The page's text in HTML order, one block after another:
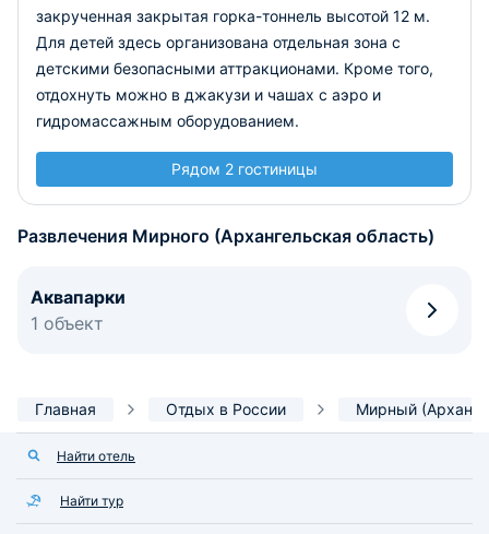
закрученная закрытая горка-тоннель высотой 12 м.
Для детей здесь организована отдельная зона с
детскими безопасными аттракционами. Кроме того,
отдохнуть можно в джакузи и чашах с аэро и
гидромассажным оборудованием.
Рядом 2 гостиницы
Развлечения Мирного (Архангельская область)
Аквапарки
1 объект
Главная Отдых в России Мирный
Найти отель
Найти тур